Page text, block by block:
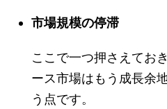
市場規模の停滞
ここで一つ押さえてお
ース市場はもう成長余
う点です。